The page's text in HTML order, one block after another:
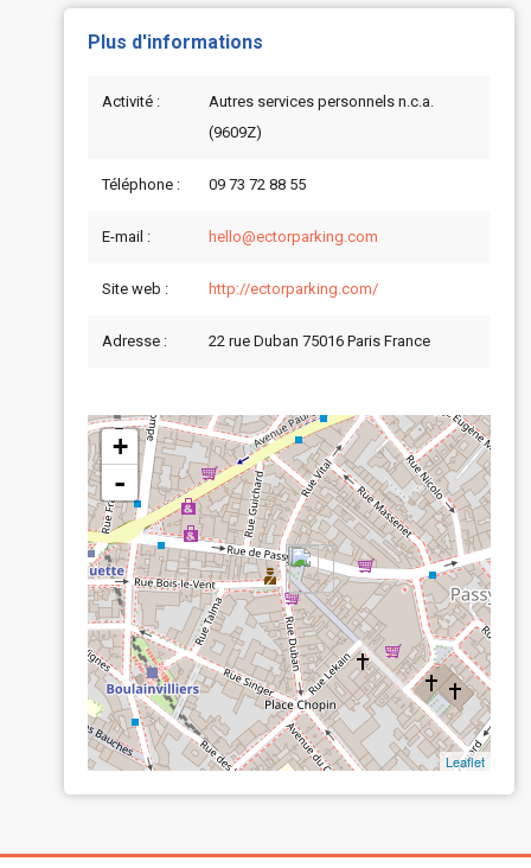
Plus d'informations
Activité :
Autres services personnels n.c.a.
(9609Z)
Téléphone : 09 73 72 88 55
E-mail : hello@ectorparking.com
Site web : http://ectorparking.com/
Adresse : 22 rue Duban 75016 Paris France
+
-
Leaflet